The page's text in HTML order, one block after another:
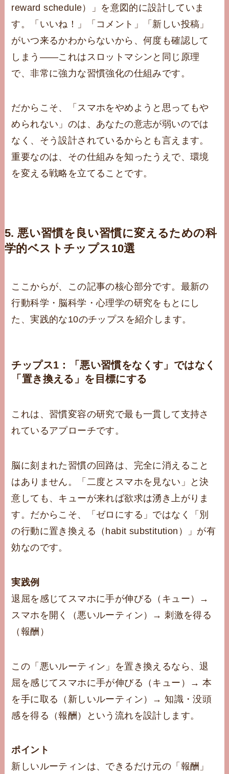
reward schedule）」を意図的に設計していま
す。「いいね！」「コメント」「新しい投稿」
がいつ来るかわからないから、何度も確認して
しまう——これはスロットマシンと同じ原理
で、非常に強力な習慣強化の仕組みです。
だからこそ、「スマホをやめようと思ってもや
められない」のは、あなたの意志が弱いのでは
なく、そう設計されているからとも言えます。
重要なのは、その仕組みを知ったうえで、環境
を変える戦略を立てることです。
5. 悪い習慣を良い習慣に変えるための科
学的ベストチップス10選
ここからが、この記事の核心部分です。最新の
行動科学・脳科学・心理学の研究をもとにし
た、実践的な10のチップスを紹介します。
チップス1：「悪い習慣をなくす」ではなく
「置き換える」を目標にする
これは、習慣変容の研究で最も一貫して支持さ
れているアプローチです。
脳に刻まれた習慣の回路は、完全に消えること
はありません。「二度とスマホを見ない」と決
意しても、キューが来れば欲求は湧き上がりま
す。だからこそ、「ゼロにする」ではなく「別
の行動に置き換える（habit substitution）」が有
効なのです。
実践例
退屈を感じてスマホに手が伸びる（キュー）→
スマホを開く（悪いルーティン）→ 刺激を得る
（報酬）
この「悪いルーティン」を置き換えるなら、退
屈を感じてスマホに手が伸びる（キュー）→ 本
を手に取る（新しいルーティン）→ 知識・没頭
感を得る（報酬）という流れを設計します。
ポイント
新しいルーティンは、できるだけ元の「報酬」